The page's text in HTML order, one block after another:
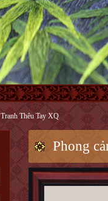
Tranh Thêu Tay XQ
Phong